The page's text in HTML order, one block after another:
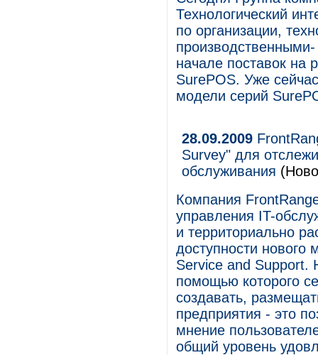
Технологический
по организации,
начале поставок на
SurePOS. Уже
модели серий
28.09.2009
Survey" для
обслуживания
Компания
управления IT-
и территориально
доступности
Service and Support.
помощью которого
создавать,
предприятия - это
мнение
общий уровень